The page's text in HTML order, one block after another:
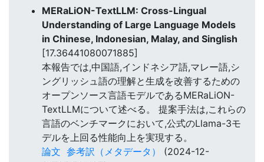
MERaLiON-TextLLM: Cross-Lingual
Understanding of Large Language Models
in Chinese, Indonesian, Malay, and Singlish
[17.36441080071885]
本報告では,中国語,インドネシア語,マレー語,シ
ングリッシュ語の理解と生成を改善するための
オープンソース言語モデルであるMERaLiON-
TextLLMについて述べる。 提案手法は,これらの
言語のベンチマークにおいて,公式のLlama-3モ
デルを上回る性能向上を実現する。
論文 参考訳（メタデータ）
(2024-12-